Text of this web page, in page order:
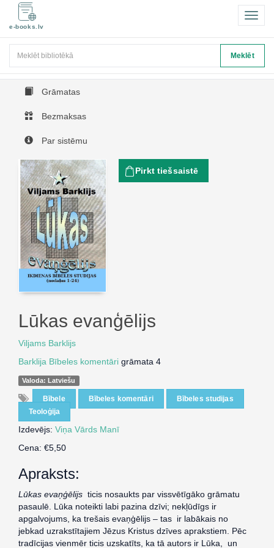
e-books.lv
Meklēt
Grāmatas
Bezmaksas
Par sistēmu
Pirkt tiešsaistē
Lūkas evanģēlijs
Viljams Barklijs
Barklija Bībeles komentāri grāmata 4
Valoda: Latviešu
Bībele Bībeles komentāri
Bībeles studijas
Teoloģija
Izdevējs: Viņa Vārds Manī
Cena: €5,50
Apraksts:
Lūkas evaņģēlijs ticis nosaukts par vissvētīgāko grāmatu
pasaulē. Lūka noteikti labi pazina dzīvi; nekļūdīgs ir
apgalvojums, ka trešais evaņģēlijs – tas ir labākais no
jebkad uzrakstītajiem Jēzus Kristus dzīves aprakstiem. Pēc
tradīcijas vienmēr ticis uzskatīts, ka tā autors ir Lūka, un